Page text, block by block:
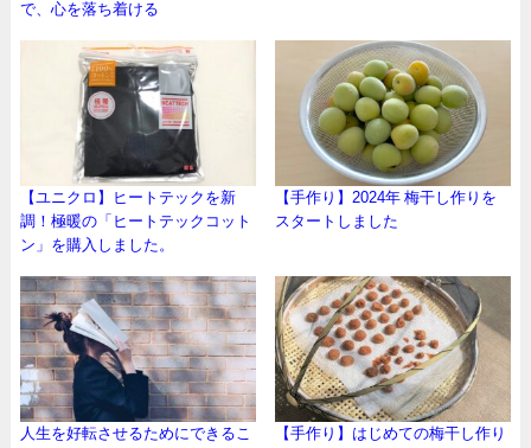
で、心を落ち着ける
【ユニクロ】ヒートテックを新
調！極暖の「ヒートテックコット
ン」を購入しました。
【手作り】2024年 梅干し作りを
スタートしました
人生を好転させるためにできるこ
【手作り】はじめての梅干し作り